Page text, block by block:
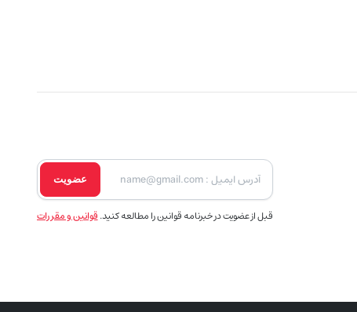
عضویت
قبل از عضویت در خبرنامه قوانین را مطالعه کنید.قوانین و مقررات